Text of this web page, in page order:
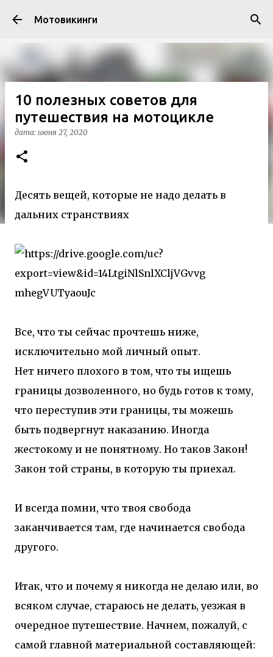
К основному контенту
Мотовикинги
10 полезных советов для
путешествия на мотоцикле
дата: июня 27, 2020
Десять вещей, которые не надо делать в
дальних странствиях
Все, что ты сейчас прочтешь ниже,
исключительно мой личный опыт.
Нет ничего плохого в том, что ты ищешь
границы дозволенного, но будь готов к тому,
что переступив эти границы, ты можешь
быть подвергнут наказанию. Иногда
жестокому и не понятному. Но таков Закон!
Закон той страны, в которую ты приехал.
И всегда помни, что твоя свобода
заканчивается там, где начинается свобода
другого.
Итак, что и почему я никогда не делаю или, во
всяком случае, стараюсь не делать, уезжая в
очередное путешествие. Начнем, пожалуй, с
самой главной материальной составляющей: